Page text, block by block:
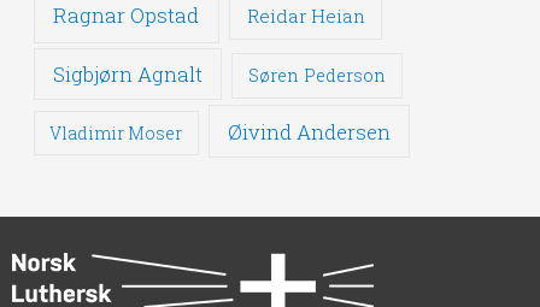
Ragnar Opstad Reidar Heian
Sigbjørn Agnalt Søren Pederson
Vladimir Moser Øivind Andersen